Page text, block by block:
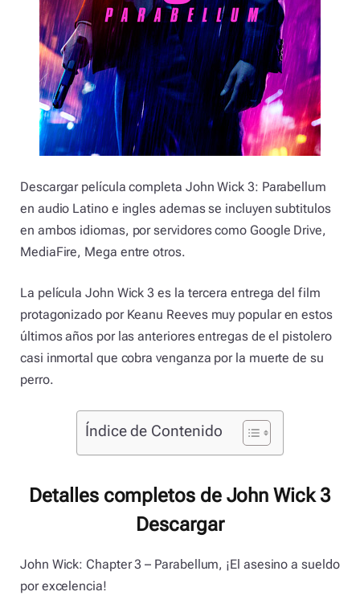
Descargar película completa John Wick 3: Parabellum
en audio Latino e ingles ademas se incluyen subtitulos
en ambos idiomas, por servidores como Google Drive,
MediaFire, Mega entre otros.
La película John Wick 3 es la tercera entrega del film
protagonizado por Keanu Reeves muy popular en estos
últimos años por las anteriores entregas de el pistolero
casi inmortal que cobra venganza por la muerte de su
perro.
Índice de Contenido
Detalles completos de John Wick 3
Descargar
John Wick: Chapter 3 – Parabellum, ¡El asesino a sueldo
por excelencia!